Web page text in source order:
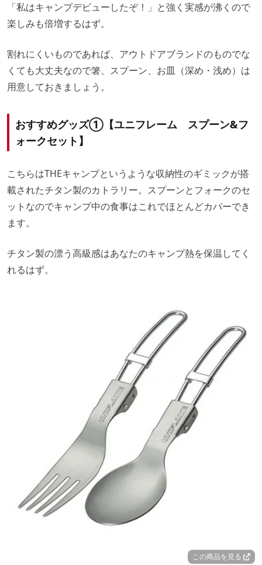
「私はキャンプデビューしたぞ！」と強く実感が沸くので
楽しみも倍増するはず。
割れにくいものであれば、アウトドアブランドのものでな
くても大丈夫なので箸、スプーン、お皿（深め・浅め）は
用意しておきましょう。
おすすめグッズ①【ユニフレーム スプーン&フ
ォークセット 】
こちらはTHEキャンプというような収納性のギミックが搭
載されたチタン製のカトラリー。スプーンとフォークのセ
ットなのでキャンプ中の食事はこれでほとんどカバーでき
ます。
チタン製の漂う高級感はあなたのキャンプ熱を保温してく
れるはず。
この商品を見る